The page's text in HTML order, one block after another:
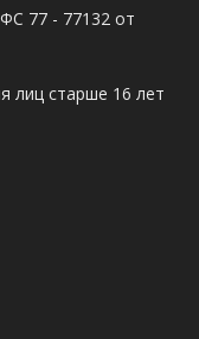
77 - 77132 от
лиц старше 16 лет